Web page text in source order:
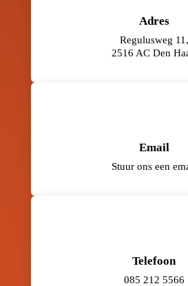
Adres
Regulusweg 11,
2516 AC Den
Email
Stuur ons een
Telefoon
085 212 5566